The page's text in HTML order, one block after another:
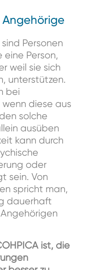
Personen
Person,
weil sie sich
unterstützen.
bei
diese aus
solche
ausüben
kann durch
oder
sein. Von
spricht man,
dauerhaft
ist, die